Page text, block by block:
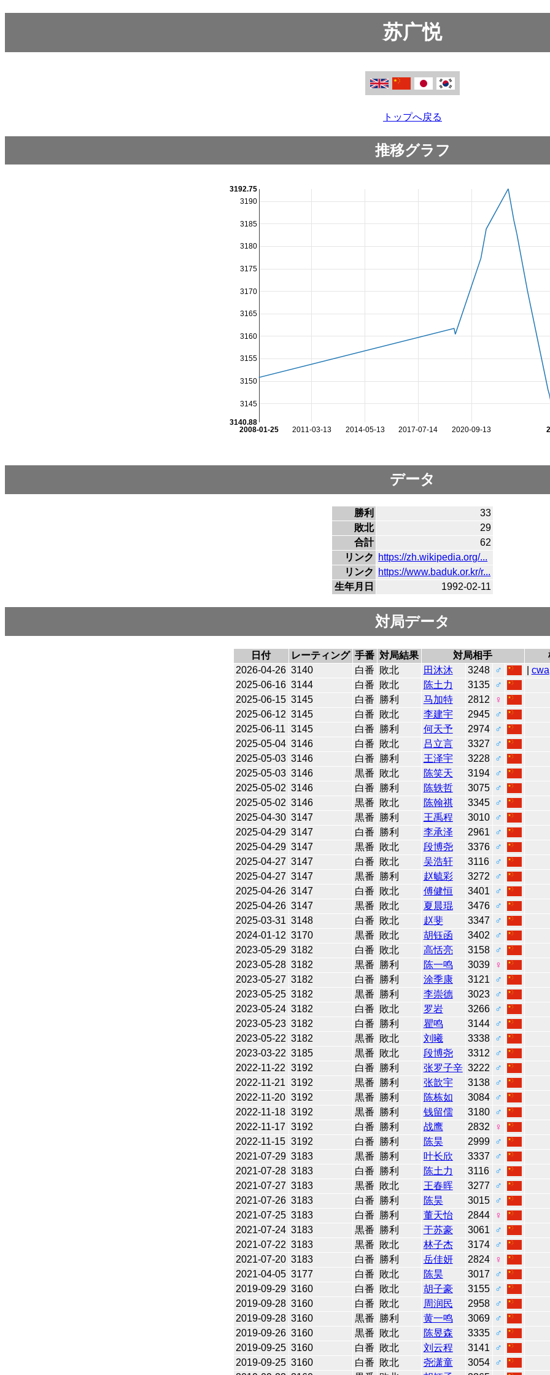
苏广悦
トップへ戻る
推移グラフ
2011-03-13 2014-05-13 2017-07-14 2020-09-13
2008-01-25
3145
3150
3155
3160
3165
3170
3175
3180
3185
3190
3140.88
3192.75
データ
勝利
33
敗北
29
合計
62
リンク
https://zh.wikipedia.org/...
リンク
https://www.baduk.or.kr/r...
生年月日
1992-02-11
対局データ
日付 レーティング 手番 対局結果 対局相手
2026-04-26 3140 白番 敗北 田沐沐 3248 ♂ cwa
2025-06-16 3144 白番 敗北 陈土力 3135
♂
2025-06-15 3145 白番 勝利 马加特 2812
♀
2025-06-12 3145 白番 敗北 李建宇 2945
♂
2025-06-11 3145 白番 勝利 何天予 2974
♂
2025-05-04 3146 白番 敗北 吕立言 3327
♂
2025-05-03 3146 白番 勝利 王泽宇 3228
♂
2025-05-03 3146 黒番 敗北 陈笑天 3194
♂
2025-05-02 3146 白番 勝利 陈轶哲 3075
♂
2025-05-02 3146 黒番 敗北 陈翰祺 3345
♂
2025-04-30 3147 黒番 勝利 王禹程 3010
♂
2025-04-29 3147 白番 勝利 李承泽 2961
♂
2025-04-29 3147 黒番 敗北 段博尧 3376
♂
2025-04-27 3147 白番 敗北 吴浩轩 3116
♂
2025-04-27 3147 黒番 勝利 赵毓彩 3272
♂
2025-04-26 3147 白番 敗北 傅健恒 3401
♂
2025-04-26 3147 黒番 敗北 夏晨琨 3476
♂
2025-03-31 3148 白番 敗北 赵斐 3347
♂
2024-01-12 3170 黒番 敗北 胡钰函 3402
♂
2023-05-29 3182 白番 敗北 高恬亮 3158
♂
2023-05-28 3182 黒番 勝利 陈一鸣 3039
♀
2023-05-27 3182 白番 勝利 涂季康 3121
♂
2023-05-25 3182 黒番 勝利 李崇德 3023
♂
2023-05-24 3182 白番 敗北 罗岩 3266
♂
2023-05-23 3182 白番 勝利 瞿鸣 3144
♂
2023-05-22 3182 黒番 敗北 刘曦 3338
♂
2023-03-22 3185 黒番 敗北 段博尧 3312
♂
2022-11-22 3192 白番 勝利 张罗子辛 3222
♂
2022-11-21 3192 黒番 勝利 张歆宇 3138
♂
2022-11-20 3192 黒番 勝利 陈栋如 3084
♂
2022-11-18 3192 黒番 勝利 钱留儒 3180
♂
2022-11-17 3192 白番 勝利 战鹰 2832
♀
2022-11-15 3192 白番 勝利 陈昊 2999
♂
2021-07-29 3183 黒番 勝利 叶长欣 3337
♂
2021-07-28 3183 白番 勝利 陈土力 3116
♂
2021-07-27 3183 黒番 敗北 王春晖 3277
♂
2021-07-26 3183 白番 勝利 陈昊 3015
♂
2021-07-25 3183 白番 勝利 董天怡 2844
♀
2021-07-24 3183 黒番 勝利 于苏豪 3061
♂
2021-07-22 3183 黒番 敗北 林子杰 3174
♂
2021-07-20 3183 白番 勝利 岳佳妍 2824
♀
2021-04-05 3177 白番 敗北 陈昊 3017
♂
2019-09-29 3160 白番 敗北 胡子豪 3155
♂
2019-09-28 3160 白番 敗北 周润民 2958
♂
2019-09-28 3160 黒番 勝利 黄一鸣 3069
♂
2019-09-26 3160 黒番 敗北 陈昱森 3335
♂
2019-09-25 3160 白番 敗北 刘云程 3141
♂
2019-09-25 3160 白番 敗北 尧潇童 3054
♂